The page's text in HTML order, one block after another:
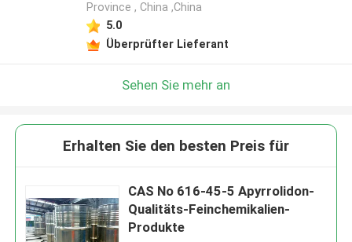
Province , China ,China
5.0
Überprüfter Lieferant
Sehen Sie mehr an
Erhalten Sie den besten Preis für
CAS No 616-45-5 Αpyrrolidon-
Qualitäts-Feinchemikalien-
Produkte